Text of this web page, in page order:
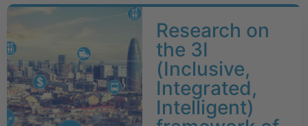
Research on
the 3I
(Inclusive,
Integrated,
Intelligent)